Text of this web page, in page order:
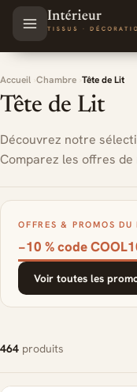
Aller au contenu principal
Accueil Chambre Tête de Lit
Tête de Lit
Découvrez notre
Comparez les offres
OFFRES & PROMOS DU
−10 % code
Voir toutes les
464 produits